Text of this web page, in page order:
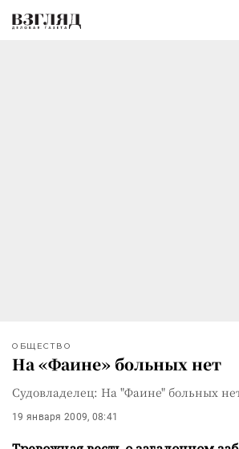
ОБЩЕСТВО
На «Фаине» больных нет
Судовладелец: На "Фаине" больных
19 января 2009, 08:41